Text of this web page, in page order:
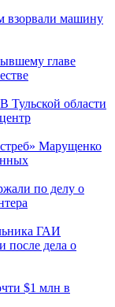
взорвали машину
главе
Тульской области
Марущенко
по делу о
ГАИ
после дела о
$1 млн в